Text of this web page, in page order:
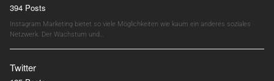
394 Posts
Instagram Marketing bietet so viele Möglichkeiten wie kaum ein anderes soziales
Netzwerk. Der Wachstum und…
Twitter